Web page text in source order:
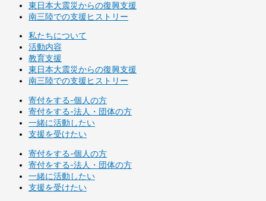
東日本大震災からの復興支援
南三陸での支援ヒストリー
私たちについて
活動内容
教育支援
東日本大震災からの復興支援
南三陸での支援ヒストリー
寄付をする-個人の方
寄付をする-法人・団体の方
一緒に活動したい
支援を受けたい
寄付をする-個人の方
寄付をする-法人・団体の方
一緒に活動したい
支援を受けたい